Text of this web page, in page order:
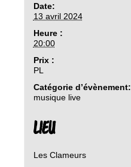
Date:
13 avril 2024
Heure :
20:00
Prix :
PL
Catégorie d’évènement:
musique live
LIEU
Les Clameurs